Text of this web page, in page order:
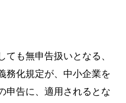
ても無申告扱いとなる、
務化規定が、中小企業を
申告に、適用されるとな